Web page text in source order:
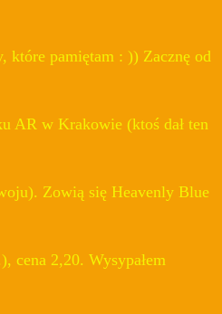
które pamiętam : )) Zacznę od
AR w Krakowie (ktoś dał ten
Zowią się Heavenly Blue
cena 2,20. Wysypałem